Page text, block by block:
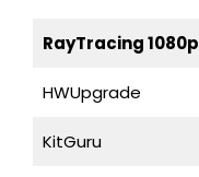
RayTracing 1080p
HWUpgrade
KitGuru